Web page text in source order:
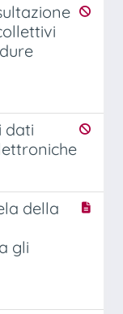
dati
della
gli